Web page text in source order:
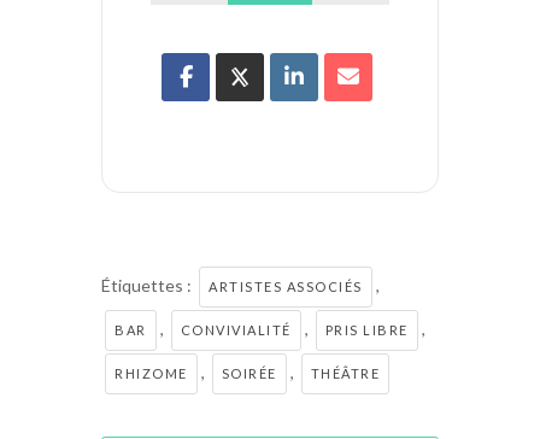
Étiquettes : ARTISTES ASSOCIÉS ,
BAR , CONVIVIALITÉ , PRIS LIBRE ,
RHIZOME , SOIRÉE , THÉÂTRE